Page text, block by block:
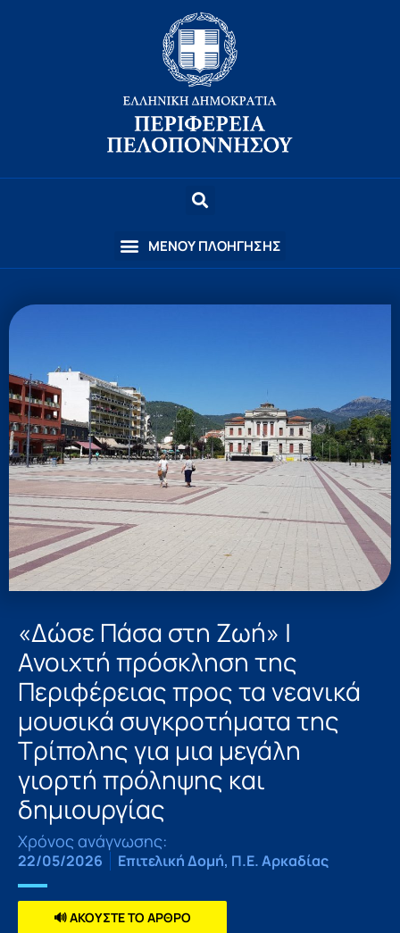
«Δώσε Πάσα στη Ζωή» |
Ανοιχτή πρόσκληση της
Περιφέρειας προς τα νεανικά
μουσικά συγκροτήματα της
Τρίπολης για μια μεγάλη
γιορτή πρόληψης και
δημιουργίας
Χρόνος ανάγνωσης:
22/05/2026 Επιτελική Δομή, Π.Ε. Αρκαδίας
🔊 ΑΚΟΥΣΤΕ ΤΟ ΑΡΘΡΟ